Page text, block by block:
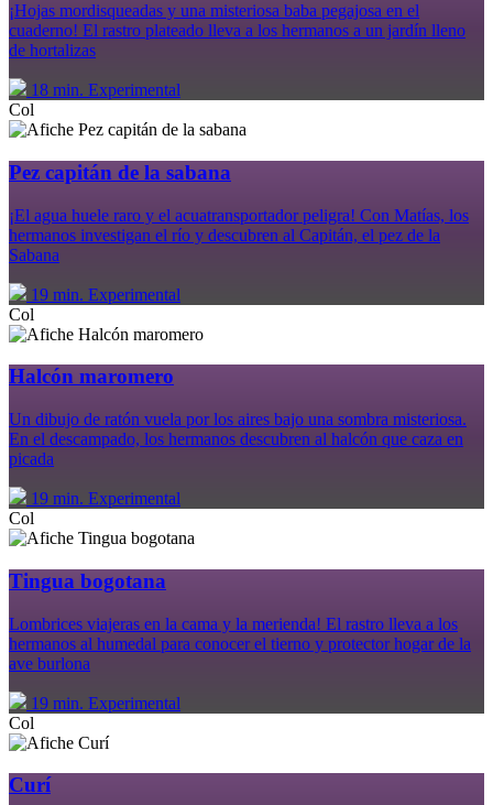
¡Hojas mordisqueadas y una misteriosa baba pegajosa en el
cuaderno! El rastro plateado lleva a los hermanos a un jardín lleno
de hortalizas
18 min. Experimental
Col
Pez capitán de la sabana
¡El agua huele raro y el acuatransportador peligra! Con Matías, los
hermanos investigan el río y descubren al Capitán, el pez de la
Sabana
19 min. Experimental
Col
Halcón maromero
Un dibujo de ratón vuela por los aires bajo una sombra misteriosa.
En el descampado, los hermanos descubren al halcón que caza en
picada
19 min. Experimental
Col
Tingua bogotana
Lombrices viajeras en la cama y la merienda! El rastro lleva a los
hermanos al humedal para conocer el tierno y protector hogar de la
ave burlona
19 min. Experimental
Col
Curí